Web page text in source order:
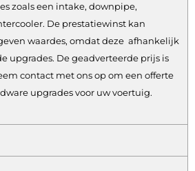
zoals een intake, downpipe,
De prestatiewinst kan
waardes, omdat deze afhankelijk
upgrades. De geadverteerde prijs is
contact met ons op om een offerte
upgrades voor uw voertuig.